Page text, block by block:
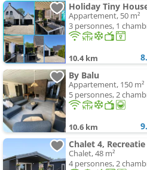
Holiday Tiny
Appartement, 50 m²
3 personnes, 1
10.4 km
By Balu
Appartement, 150 m²
5 personnes, 2
10.6 km
Chalet 4,
Chalet, 48 m²
4 personnes, 2